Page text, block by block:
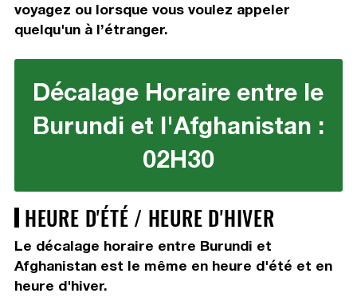
voyagez ou lorsque vous voulez appeler
quelqu'un à l’étranger.
Décalage Horaire entre le
Burundi et l'Afghanistan :
02H30
HEURE D'ÉTÉ / HEURE D'HIVER
Le décalage horaire entre Burundi et
Afghanistan est le même en heure d'été et en
heure d'hiver.